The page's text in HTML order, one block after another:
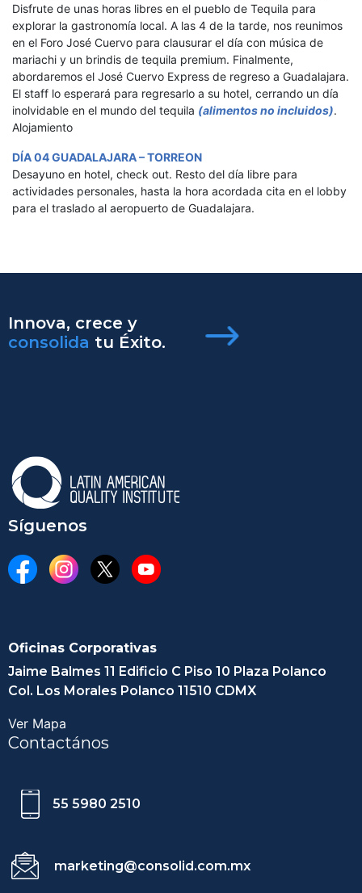
Disfrute de unas horas libres en el pueblo de Tequila para
explorar la gastronomía local. A las 4 de la tarde, nos reunimos
en el Foro José Cuervo para clausurar el día con música de
mariachi y un brindis de tequila premium. Finalmente,
abordaremos el José Cuervo Express de regreso a Guadalajara.
El staff lo esperará para regresarlo a su hotel, cerrando un día
inolvidable en el mundo del tequila (alimentos no incluidos).
Alojamiento
DÍA 04 GUADALAJARA – TORREON
Desayuno en hotel, check out. Resto del día libre para
actividades personales, hasta la hora acordada cita en el lobby
para el traslado al aeropuerto de Guadalajara.
Innova, crece y
consolida tu Éxito.
Síguenos
Oficinas Corporativas
Jaime Balmes 11 Edificio C Piso 10 Plaza Polanco
Col. Los Morales Polanco 11510 CDMX
Ver Mapa
Contactános
55 5980 2510
marketing@consolid.com.mx